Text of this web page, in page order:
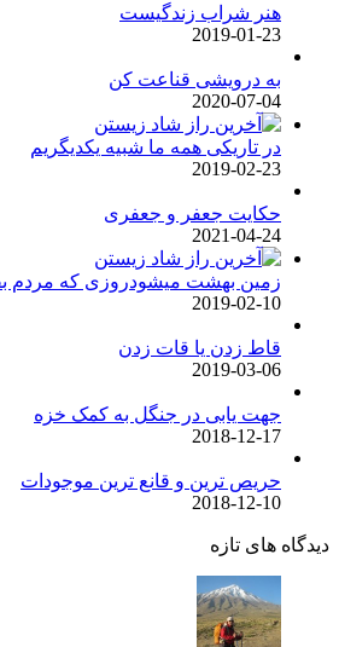
هنر شراب زندگیست
2019-01-23
به درویشی قناعت کن
2020-07-04
در تاریکی همه ما شبیه یکدیگریم
2019-02-23
حکایت جعفر و جعفری
2021-04-24
زمین بهشت میشودروزی که مردم
2019-02-10
قاط زدن یا قات زدن
2019-03-06
جهت یابی در جنگل به کمک خزه
2018-12-17
حریص ترین و قانع ترین موجودات
2018-12-10
دیدگاه های تازه